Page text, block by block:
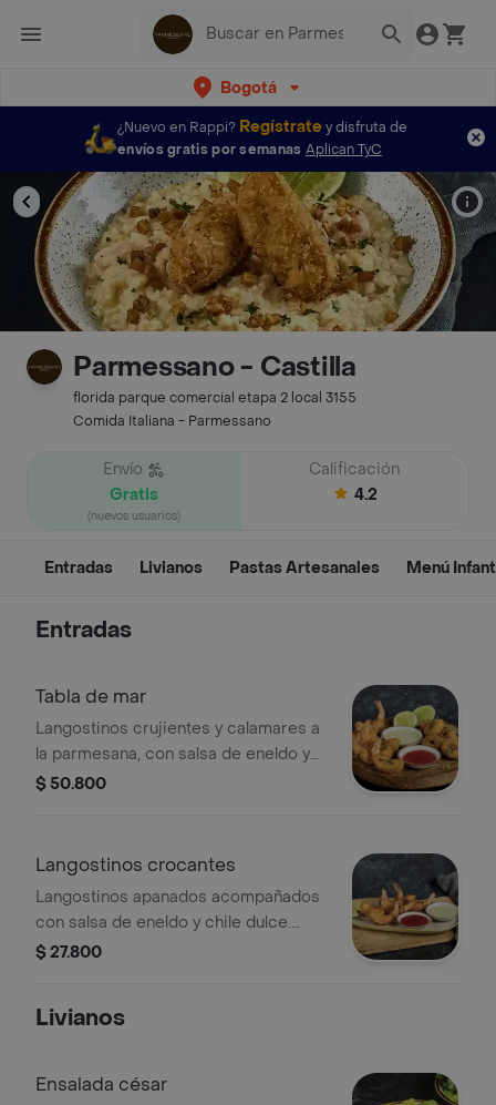
Bogotá
¿Nuevo en Rappi? Regístratey disfruta de
envíos gratis por semanas Aplican TyC
Parmessano - Castilla
florida parque comercial etapa 2 local 3155
Comida Italiana - Parmessano
Envío
Gratis
(nuevos usuarios)
Calificación
4.2
Entradas Livianos Pastas Artesanales Menú
Entradas
Tabla de mar
Langostinos crujientes y calamares a
la parmesana, con salsa de eneldo y
chile dulce.
$ 50.800
Langostinos crocantes
Langostinos apanados acompañados
con salsa de eneldo y chile dulce.
Finalizados con perejil.
$ 27.800
Livianos
Ensalada césar